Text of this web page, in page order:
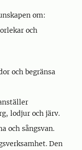
om:
och
och begränsa
lodjur och järv.
och sångsvan.
Den